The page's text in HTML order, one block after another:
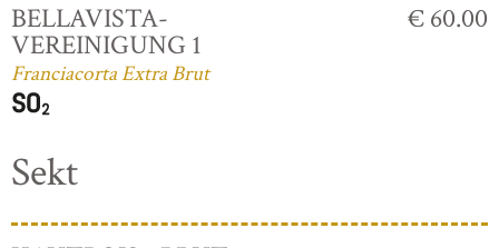
BELLAVISTA-
VEREINIGUNG 1
Franciacorta Extra Brut
€ 60.00
Sekt